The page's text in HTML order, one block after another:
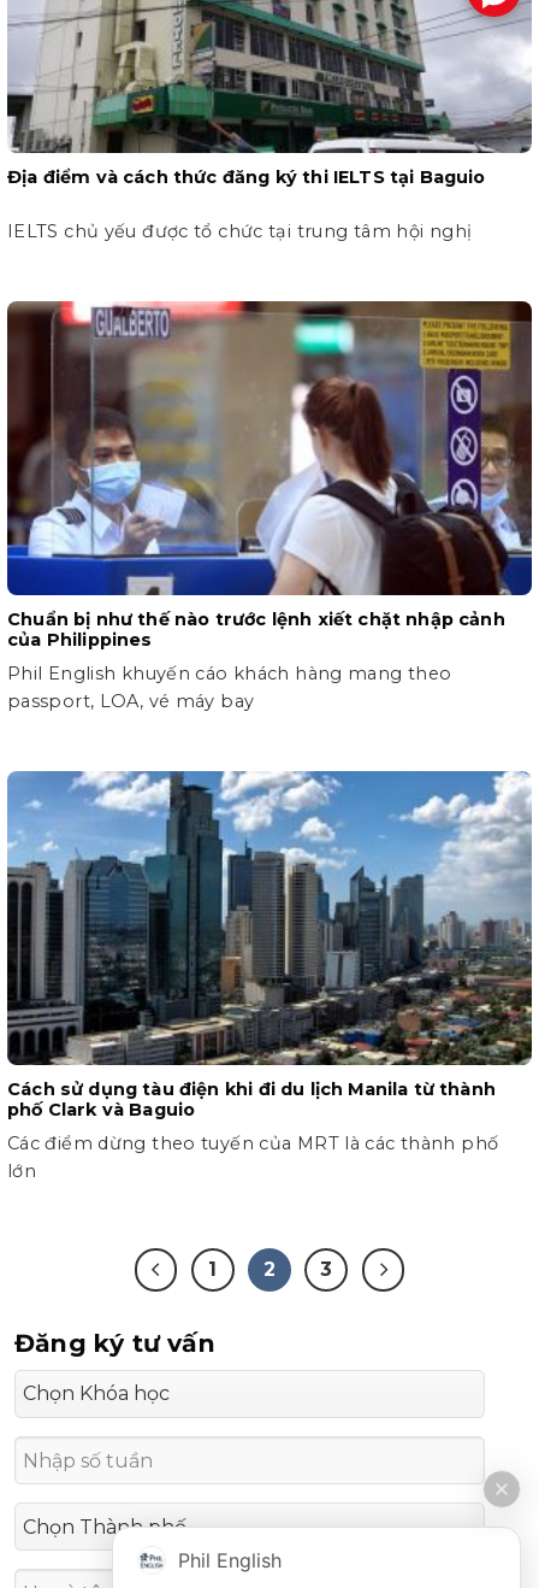
Địa điểm và cách thức đăng ký thi IELTS tại Baguio
IELTS chủ yếu được tổ chức tại trung tâm hội nghị
Chuẩn bị như thế nào trước lệnh xiết chặt nhập cảnh
của Philippines
Phil English khuyến cáo khách hàng mang theo
passport, LOA, vé máy bay
Cách sử dụng tàu điện khi đi du lịch Manila từ thành
phố Clark và Baguio
Các điểm dừng theo tuyến của MRT là các thành phố
lớn
1 2 3
Đăng ký tư vấn
Phil English